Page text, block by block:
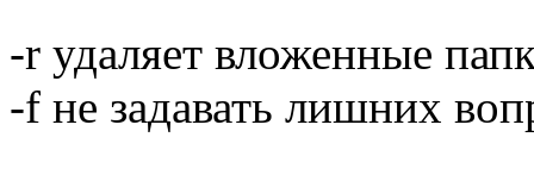
-r удаляет вложенные
-f не задавать лишних